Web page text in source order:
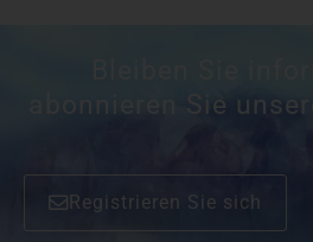
abonnieren Sie
Registrieren Sie sich